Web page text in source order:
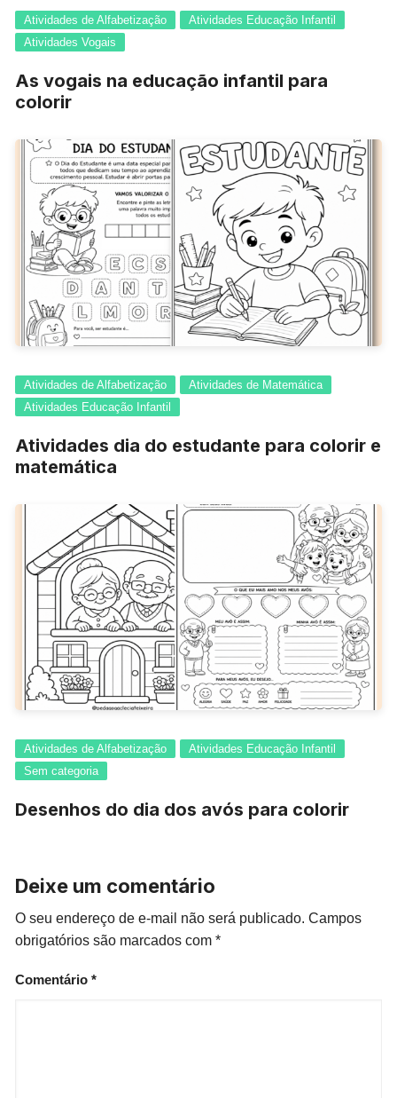
Atividades de Alfabetização
Atividades Educação Infantil
Atividades Vogais
As vogais na educação infantil para
colorir
Atividades de Alfabetização
Atividades de Matemática
Atividades Educação Infantil
Atividades dia do estudante para colorir e
matemática
Atividades de Alfabetização
Atividades Educação Infantil
Sem categoria
Desenhos do dia dos avós para colorir
Deixe um comentário
O seu endereço de e-mail não será publicado. Campos
obrigatórios são marcados com*
Comentário*